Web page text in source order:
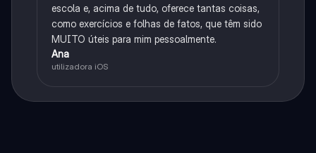
escola e, acima de tudo, oferece tantas coisas,
como exercícios e folhas de fatos, que têm sido
MUITO úteis para mim pessoalmente.
Ana
utilizadora iOS